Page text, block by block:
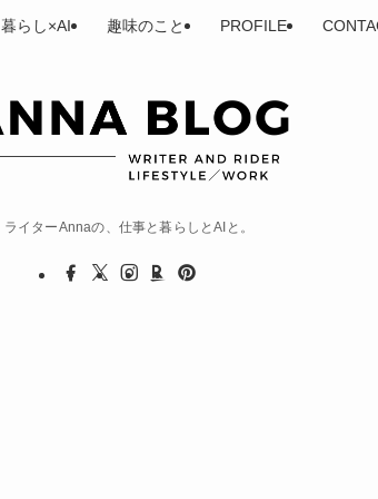
ライターAnnaの、仕事と暮らしとAIと。
暮らし×AI 趣味のこと PROFILE